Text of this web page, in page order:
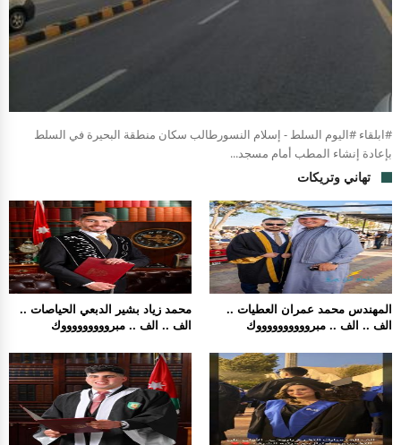
#ابلقاء #اليوم السلط - إسلام النسورطالب سكان منطقة البحيرة في السلط
بإعادة إنشاء المطب أمام مسجد...
تهاني وتريكات
محمد زياد بشير الدبعي الحياصات ..
الف .. الف .. مبروووووووووك
المهندس محمد عمران العطيات ..
الف .. الف .. مبرووووووووووك